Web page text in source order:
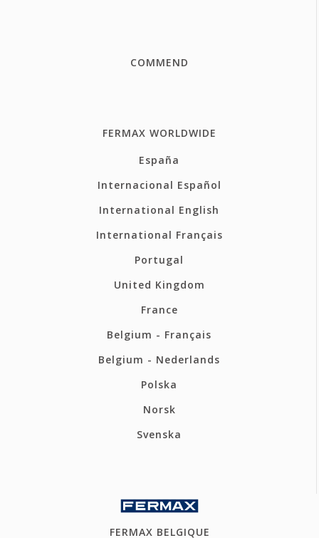
COMMEND
FERMAX WORLDWIDE
España
Internacional Español
International English
International Français
Portugal
United Kingdom
France
Belgium - Français
Belgium - Nederlands
Polska
Norsk
Svenska
FERMAX BELGIQUE